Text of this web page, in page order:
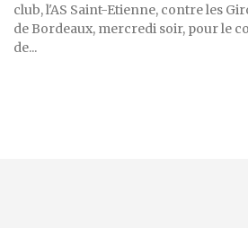
club, l'AS Saint-Etienne, contre les
de Bordeaux, mercredi soir, pour le
de...